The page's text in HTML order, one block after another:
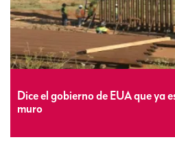
Dice el gobierno de EUA que ya
muro